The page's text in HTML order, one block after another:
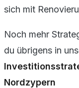
sich mit
Noch mehr
du übrigens in
Nordzypern